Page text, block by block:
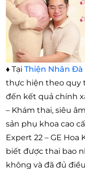
♦ Tại Thiện Nhân Đà
thực hiện theo quy
đến kết quả chính
– Khám thai, siêu
sản phụ khoa cao
Expert 22 – GE
biết được thai bao
không và đã đủ